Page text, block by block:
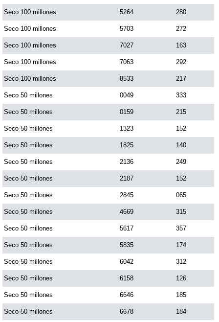
Paisita Día
Paisita Noche
Paisita 3
Pick 3 Día
Pick 3 Noche
Pick 4 Día
Pick 4 Noche
Pijao de Oro
Saman de la suerte
Sinuano Día
Sinuano Noche
Seco 100 millones 5264 280
Seco 100 millones 5703 272
Seco 100 millones 7027 163
Seco 100 millones 7063 292
Seco 100 millones 8533 217
Seco 50 millones 0049 333
Seco 50 millones 0159 215
Seco 50 millones 1323 152
Seco 50 millones 1825 140
Seco 50 millones 2136 249
Seco 50 millones 2187 152
Seco 50 millones 2845 065
Seco 50 millones 4669 315
Seco 50 millones 5617 357
Seco 50 millones 5835 174
Seco 50 millones 6042 312
Seco 50 millones 6158 126
Seco 50 millones 6646 185
Seco 50 millones 6678 184